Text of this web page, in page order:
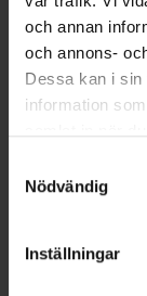
och annan
och annons-
Dessa kan i sin
information
Nödvändig
Inställningar
Vill du
tandställning